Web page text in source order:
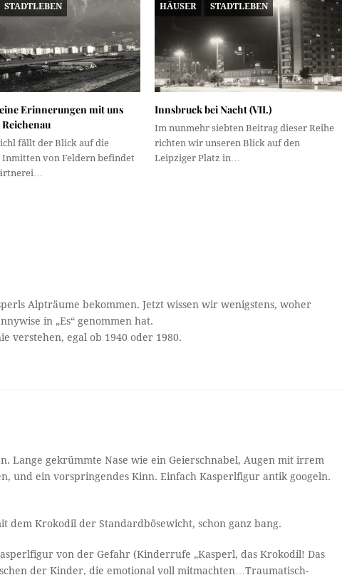
STADTLEBEN
Erinnerungen mit uns
fällt der Blick auf die
Inmitten von Feldern befindet
HÄUSER STADTLEBEN
Innsbruck bei Nacht (VII.)
Im nunmehr siebten Beitrag dieser Reihe
richten wir unseren Blick auf den
Leipziger Platz in…
Alpträume bekommen. Jetzt wissen wir wenigstens, woher
in „Es“ genommen hat.
verstehen, egal ob 1940 oder 1980.
Lange gekrümmte Nase wie ein Geierschnabel, Augen mit irrem
und ein vorspringendes Kinn. Einfach Kasperlfigur antik googeln.
dem Krokodil der Standardbösewicht, schon ganz bang.
von der Gefahr (Kinderrufe „Kasperl, das Krokodil! Das
der Kinder, die emotional voll mitmachten…Traumatisch-